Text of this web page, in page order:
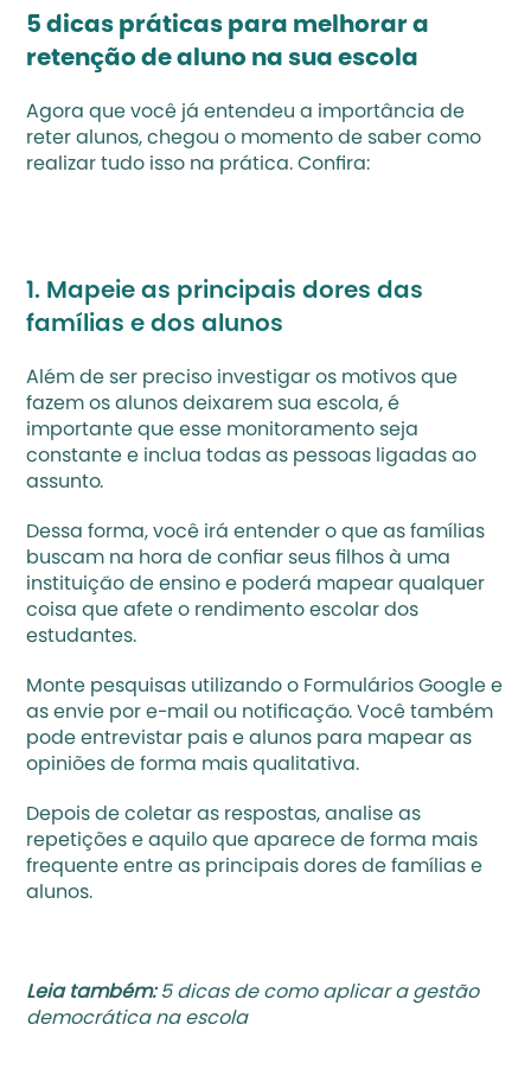
‍5 dicas práticas para melhorar a
retenção de aluno na sua escola
Agora que você já entendeu a importância de
reter alunos, chegou o momento de saber como
realizar tudo isso na prática. Confira:‍
1. Mapeie as principais dores das
famílias e dos alunos‍
Além de ser preciso investigar os motivos que
fazem os alunos deixarem sua escola, é
importante que esse monitoramento seja
constante e inclua todas as pessoas ligadas ao
assunto.
Dessa forma, você irá entender o que as famílias
buscam na hora de confiar seus filhos à uma
instituição de ensino e poderá mapear qualquer
coisa que afete o rendimento escolar dos
estudantes.
Monte pesquisas utilizando o Formulários Google e
as envie por e-mail ou notificação. Você também
pode entrevistar pais e alunos para mapear as
opiniões de forma mais qualitativa.
Depois de coletar as respostas, analise as
repetições e aquilo que aparece de forma mais
frequente entre as principais dores de famílias e
alunos.
Leia também: 5 dicas de como aplicar a gestão
democrática na escola‍